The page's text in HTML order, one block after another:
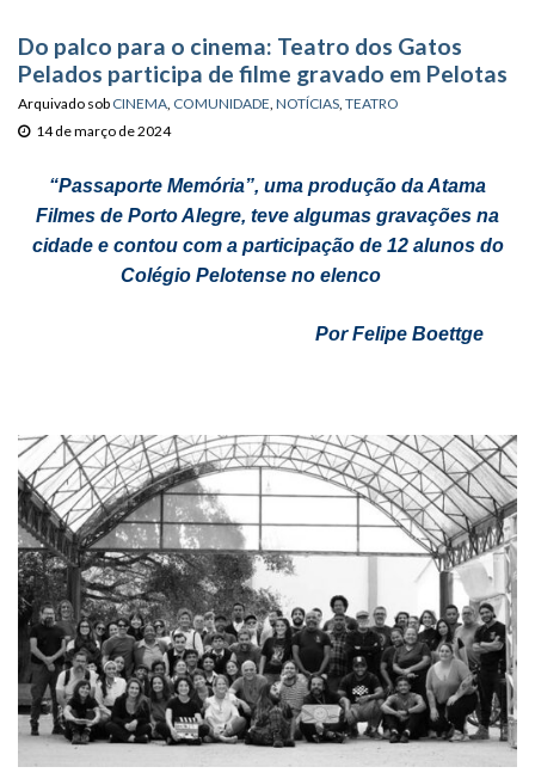
Do palco para o cinema: Teatro dos Gatos
Pelados participa de filme gravado em Pelotas
Arquivado sob CINEMA COMUNIDADE NOTÍCIAS TEATRO
14 de março de 2024
“Passaporte Memória”, uma produção da Atama
Filmes de Porto Alegre, teve algumas gravações na
cidade e contou com a participação de 12 alunos do
Colégio Pelotense no elenco
Por Felipe Boettge